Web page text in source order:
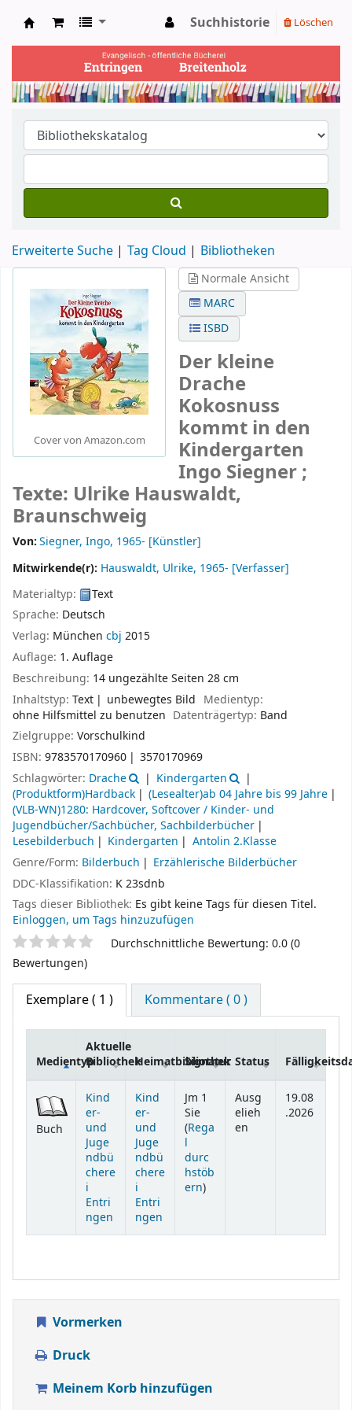
Ev. Bücherei Entringen
Suchhistorie Löschen
Erweiterte Suche Tag Cloud Bibliotheken
Cover von Amazon.com
Normale Ansicht
MARC
ISBD
Der kleine
Drache
Kokosnuss
kommt in den
Kindergarten
Ingo Siegner ;
Texte: Ulrike Hauswaldt,
Braunschweig
Von:Siegner, Ingo, 1965- [Künstler]
Mitwirkende(r): Hauswaldt, Ulrike, 1965- [Verfasser]
Materialtyp:
Text
Sprache: Deutsch
Verlag: München cbj 2015
Auflage: 1. Auflage
Beschreibung: 14 ungezählte Seiten 28 cm
Inhaltstyp: Text unbewegtes Bild Medientyp:
ohne Hilfsmittel zu benutzen Datenträgertyp: Band
Zielgruppe: Vorschulkind
ISBN: 9783570170960
3570170969
Schlagwörter: Drache
Kindergarten
(Produktform)Hardback
(Lesealter)ab 04 Jahre bis 99 Jahre
(VLB-WN)1280: Hardcover, Softcover / Kinder- und
Jugendbücher/Sachbücher, Sachbilderbücher
Lesebilderbuch
Kindergarten
Antolin 2.Klasse
Genre/Form: Bilderbuch
Erzählerische Bilderbücher
DDC-Klassifikation: K 23sdnb
Tags dieser Bibliothek: Es gibt keine Tags für diesen Titel.
Einloggen, um Tags hinzuzufügen
SternchenbewertungDurchschnittliche Bewertung: 0.0 (0
Bewertungen)
Exemplare( 1 ) Kommentare ( 0 )
Medientyp
Aktuelle
BibliothekHeimatbibliothek
Signatur Status
Buch
Kind
er-
und
Juge
ndbü
chere
i
Entri
ngen
Kind
er-
und
Juge
ndbü
chere
i
Entri
ngen
Jm 1
Sie
(Rega
l
durc
hstöb
ern(Öffnet sich unterhalb)
)
Ausg
elieh
en
19.08
.2026
Vormerken
Druck
Meinem Korb hinzufügen